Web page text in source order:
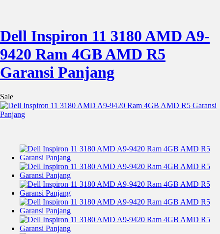
Dell Inspiron 11 3180 AMD A9-
9420 Ram 4GB AMD R5
Garansi Panjang
Sale